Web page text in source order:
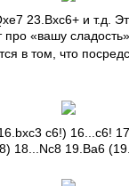
23.Bxc6+ и т.д.
«вашу
в том, что
c6!) 16...c6!
18...Nc8 19.Ba6